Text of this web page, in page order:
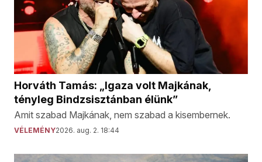
Horváth Tamás: „Igaza volt Majkának,
tényleg Bindzsisztánban élünk”
Amit szabad Majkának, nem szabad a kisembernek.
VÉLEMÉNY2026. aug. 2. 18:44